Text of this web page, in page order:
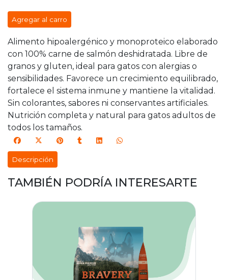
Agregar al carro
Alimento hipoalergénico y monoproteico elaborado
con 100% carne de salmón deshidratada. Libre de
granos y gluten, ideal para gatos con alergias o
sensibilidades. Favorece un crecimiento equilibrado,
fortalece el sistema inmune y mantiene la vitalidad.
Sin colorantes, sabores ni conservantes artificiales.
Nutrición completa y natural para gatos adultos de
todos los tamaños.
Descripción
TAMBIÉN PODRÍA INTERESARTE